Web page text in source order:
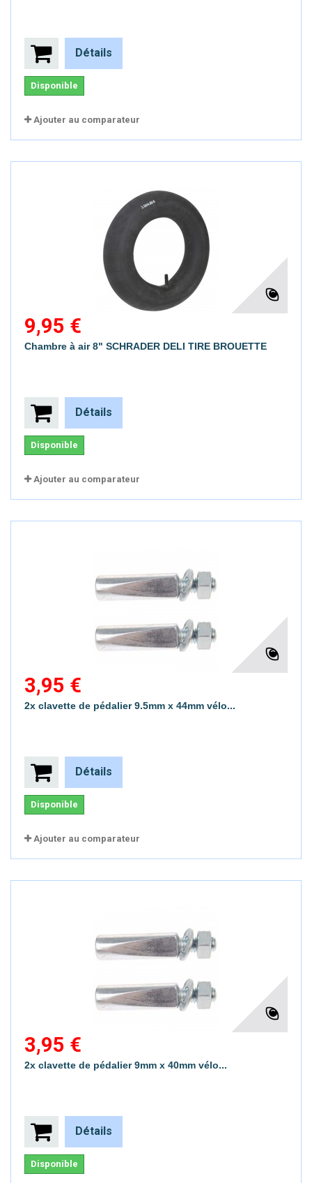
Détails
Disponible
Ajouter au comparateur
9,95 €
Chambre à air 8" SCHRADER DELI TIRE BROUETTE
Détails
Disponible
Ajouter au comparateur
3,95 €
2x clavette de pédalier 9.5mm x 44mm vélo...
Détails
Disponible
Ajouter au comparateur
3,95 €
2x clavette de pédalier 9mm x 40mm vélo...
Détails
Disponible